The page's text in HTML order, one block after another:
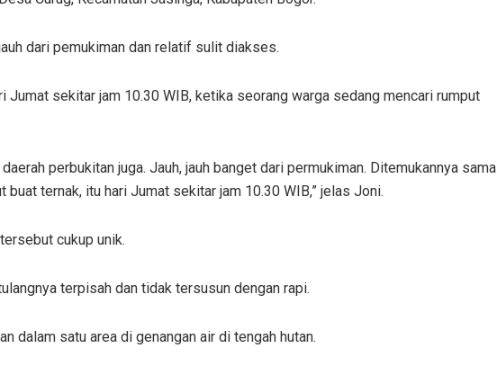
dari pemukiman dan relatif sulit diakses.
Jumat sekitar jam 10.30 WIB, ketika seorang warga sedang mencari rumput
perbukitan juga. Jauh, jauh banget dari permukiman. Ditemukannya sama
buat ternak, itu hari Jumat sekitar jam 10.30 WIB,” jelas Joni.
cukup unik.
terpisah dan tidak tersusun dengan rapi.
dalam satu area di genangan air di tengah hutan.